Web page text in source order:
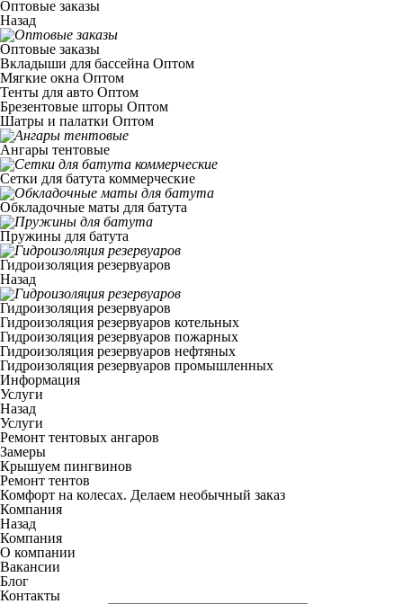
Оптовые заказы
Назад
Оптовые заказы
Вкладыши для бассейна Оптом
Мягкие окна Оптом
Тенты для авто Оптом
Брезентовые шторы Оптом
Шатры и палатки Оптом
Ангары тентовые
Сетки для батута коммерческие
Обкладочные маты для батута
Пружины для батута
Гидроизоляция резервуаров
Назад
Гидроизоляция резервуаров
Гидроизоляция резервуаров котельных
Гидроизоляция резервуаров пожарных
Гидроизоляция резервуаров нефтяных
Гидроизоляция резервуаров промышленных
Информация
Услуги
Назад
Услуги
Ремонт тентовых ангаров
Замеры
Крышуем пингвинов
Ремонт тентов
Комфорт на колесах. Делаем необычный заказ
Компания
Назад
Компания
О компании
Вакансии
Блог
Контакты